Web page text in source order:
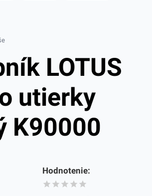
LOTUS
utierky
K90000
Hodnotenie: